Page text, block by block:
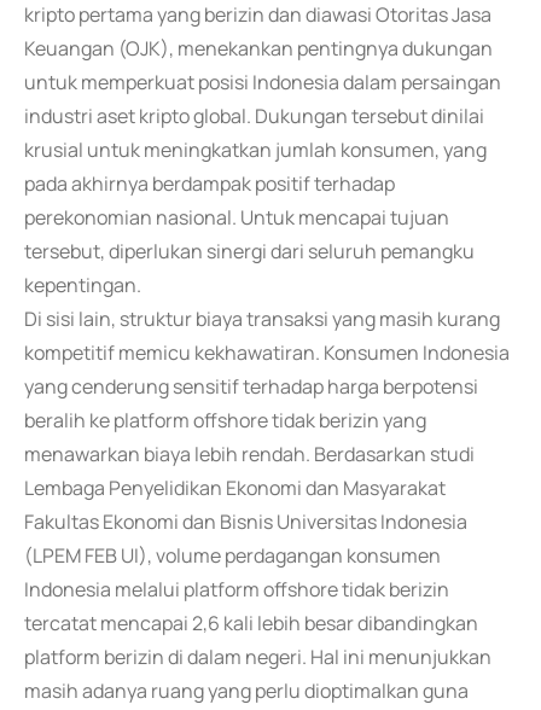
kripto pertama yang berizin dan diawasi Otoritas Jasa
Keuangan (OJK), menekankan pentingnya dukungan
untuk memperkuat posisi Indonesia dalam persaingan
industri aset kripto global. Dukungan tersebut dinilai
krusial untuk meningkatkan jumlah konsumen, yang
pada akhirnya berdampak positif terhadap
perekonomian nasional. Untuk mencapai tujuan
tersebut, diperlukan sinergi dari seluruh pemangku
kepentingan.
Di sisi lain, struktur biaya transaksi yang masih kurang
kompetitif memicu kekhawatiran. Konsumen Indonesia
yang cenderung sensitif terhadap harga berpotensi
beralih ke platform offshore tidak berizin yang
menawarkan biaya lebih rendah. Berdasarkan studi
Lembaga Penyelidikan Ekonomi dan Masyarakat
Fakultas Ekonomi dan Bisnis Universitas Indonesia
(LPEM FEB UI), volume perdagangan konsumen
Indonesia melalui platform offshore tidak berizin
tercatat mencapai 2,6 kali lebih besar dibandingkan
platform berizin di dalam negeri. Hal ini menunjukkan
masih adanya ruang yang perlu dioptimalkan guna